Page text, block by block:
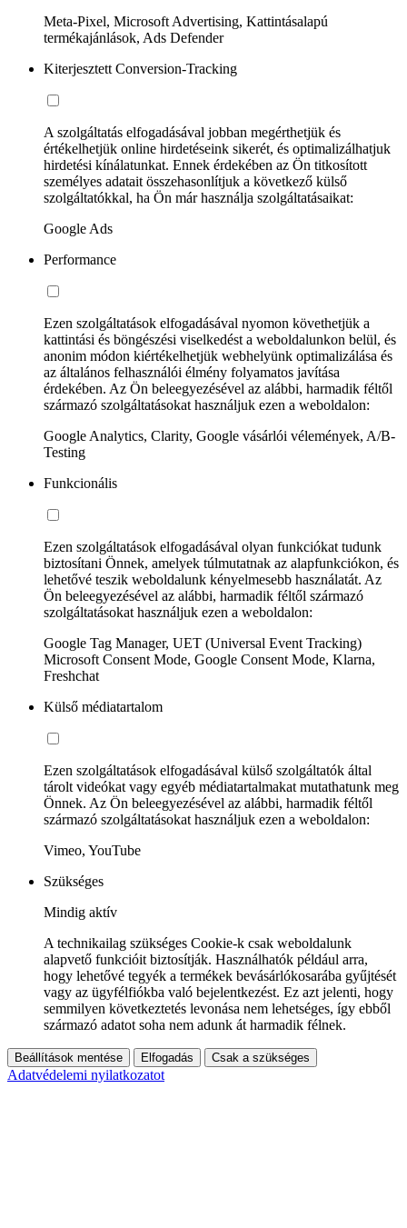
Meta-Pixel, Microsoft Advertising, Kattintásalapú
termékajánlások, Ads Defender
Kiterjesztett Conversion-Tracking
A szolgáltatás elfogadásával jobban megérthetjük és
értékelhetjük online hirdetéseink sikerét, és optimalizálhatjuk
hirdetési kínálatunkat. Ennek érdekében az Ön titkosított
személyes adatait összehasonlítjuk a következő külső
szolgáltatókkal, ha Ön már használja szolgáltatásaikat:
Google Ads
Performance
Ezen szolgáltatások elfogadásával nyomon követhetjük a
kattintási és böngészési viselkedést a weboldalunkon belül, és
anonim módon kiértékelhetjük webhelyünk optimalizálása és
az általános felhasználói élmény folyamatos javítása
érdekében. Az Ön beleegyezésével az alábbi, harmadik féltől
származó szolgáltatásokat használjuk ezen a weboldalon:
Google Analytics, Clarity, Google vásárlói vélemények, A/B-
Testing
Funkcionális
Ezen szolgáltatások elfogadásával olyan funkciókat tudunk
biztosítani Önnek, amelyek túlmutatnak az alapfunkciókon, és
lehetővé teszik weboldalunk kényelmesebb használatát. Az
Ön beleegyezésével az alábbi, harmadik féltől származó
szolgáltatásokat használjuk ezen a weboldalon:
Google Tag Manager, UET (Universal Event Tracking)
Microsoft Consent Mode, Google Consent Mode, Klarna,
Freshchat
Külső médiatartalom
Ezen szolgáltatások elfogadásával külső szolgáltatók által
tárolt videókat vagy egyéb médiatartalmakat mutathatunk meg
Önnek. Az Ön beleegyezésével az alábbi, harmadik féltől
származó szolgáltatásokat használjuk ezen a weboldalon:
Vimeo, YouTube
Szükséges
Mindig aktív
A technikailag szükséges Cookie-k csak weboldalunk
alapvető funkcióit biztosítják. Használhatók például arra,
hogy lehetővé tegyék a termékek bevásárlókosarába gyűjtését
vagy az ügyfélfiókba való bejelentkezést. Ez azt jelenti, hogy
semmilyen következtetés levonása nem lehetséges, így ebből
származó adatot soha nem adunk át harmadik félnek.
Beállítások mentése Elfogadás Csak a szükséges
Adatvédelemi nyilatkozatot